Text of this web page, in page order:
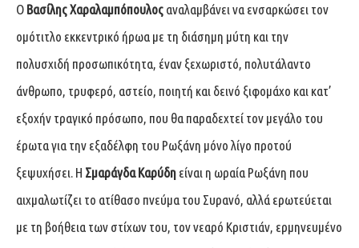
Ο Βασίλης Χαραλαμπόπουλος αναλαμβάνει να ενσαρκώσει τον
ομότιτλο εκκεντρικό ήρωα με τη διάσημη μύτη και την
πολυσχιδή προσωπικότητα, έναν ξεχωριστό, πολυτάλαντο
άνθρωπο, τρυφερό, αστείο, ποιητή και δεινό ξιφομάχο και κατ’
εξοχήν τραγικό πρόσωπο, που θα παραδεχτεί τον μεγάλο του
έρωτα για την εξαδέλφη του Ρωξάνη μόνο λίγο προτού
ξεψυχήσει. Η Σμαράγδα Καρύδη είναι η ωραία Ρωξάνη που
αιχμαλωτίζει το ατίθασο πνεύμα του Συρανό, αλλά ερωτεύεται
με τη βοήθεια των στίχων του, τον νεαρό Κριστιάν, ερμηνευμένο